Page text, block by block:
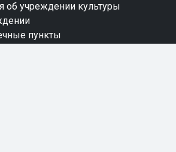
об учреждении культуры
пункты